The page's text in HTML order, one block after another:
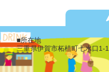
■所在地
三重県伊賀市柘植町七水口1-1